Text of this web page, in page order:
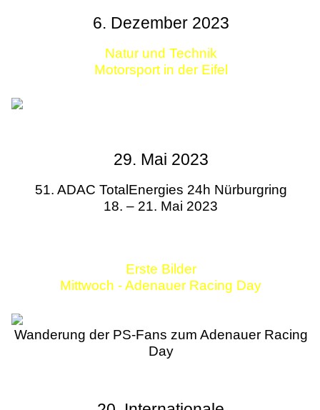
6. Dezember 2023
Natur und Technik
Motorsport in der Eifel
29. Mai 2023
51. ADAC TotalEnergies 24h Nürburgring
18. – 21. Mai 2023
Erste Bilder
Mittwoch - Adenauer Racing Day
Wanderung der PS-Fans zum Adenauer Racing
Day